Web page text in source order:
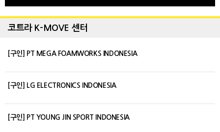
코트라 K-MOVE 센터
[구인] PT MEGA FOAMWORKS INDONESIA
[구인] LG ELECTRONICS INDONESIA
[구인] PT YOUNG JIN SPORT INDONESIA